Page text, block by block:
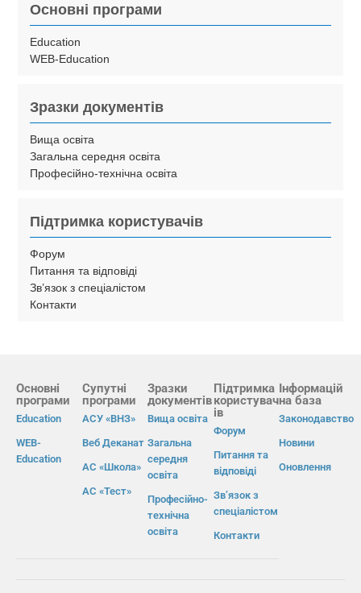
Основні програми
Education
WEB-Education
Зразки документів
Вища освіта
Загальна середня освіта
Професійно-технічна освіта
Підтримка користувачів
Форум
Питання та відповіді
Зв’язок з спеціалістом
Контакти
Основні
програми
Education
WEB-
Education
Супутні
програми
АСУ «ВНЗ»
Веб Деканат
АС «Школа»
АС «Тест»
Зразки
документів
Вища освіта
Загальна
середня
освіта
Професійно-
технічна
освіта
Підтримка
користувач
ів
Форум
Питання та
відповіді
Зв’язок з
спеціалістом
Контакти
Інформацій
на база
Законодавство
Новини
Оновлення